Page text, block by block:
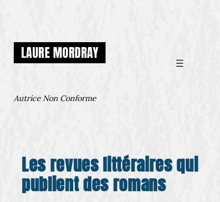
LAURE MORDRAY
Autrice Non Conforme
Les revues littéraires qui
publient des romans